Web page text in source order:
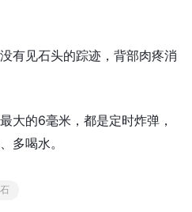
有见石头的踪迹，背部肉疼消
大的6毫米，都是定时炸弹，
多喝水。